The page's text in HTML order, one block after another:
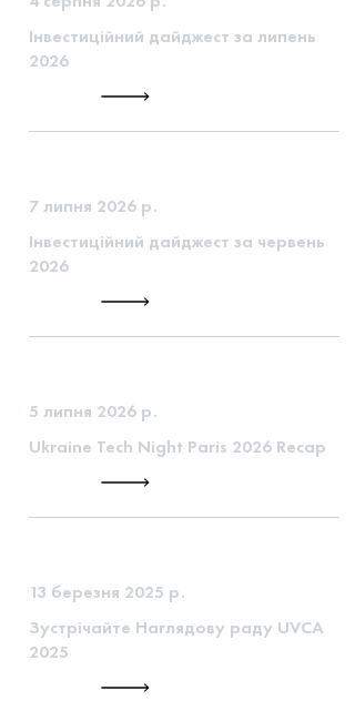
Інвестиційний дайджест за липень
2026
7 липня 2026 р.
Інвестиційний дайджест за червень
2026
5 липня 2026 р.
Ukraine Tech Night Paris 2026 Recap
13 березня 2025 р.
Зустрічайте Наглядову раду UVCA
2025